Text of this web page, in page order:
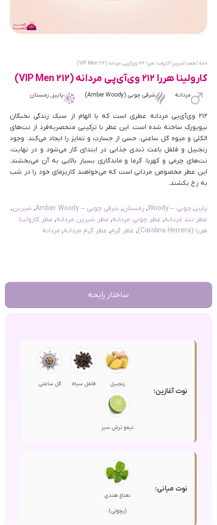
خانه/طعم/شیرین/ کارولینا هررا ۲۱۲ وی‌آی‌پی مردانه (212 VIP Men)
کارولینا هررا ۲۱۲ وی‌آی‌پی مردانه (212 VIP Men)
مردانه شرقی چوبی (Amber Woody) پاییز, زمستان
۲۱۲ وی‌آی‌پی مردانه عطری است که با الهام از سبک زندگی نخبگان
نیویورک ساخته شده است. این عطر با ترکیبی منحصر‌به‌فرد از نت‌های
الکلی و میوه گل ساعتی، حسی از جسارت و تمایز را ایجاد می‌کند. وجود
زنجبیل و فلفل باعث تندی جذابی در ابتدای کار می‌شود و در نهایت،
نت‌های چرمی و کهربا، گرما و ماندگاری بسیار بالایی به آن می‌بخشند.
این عطر مخصوص مردانی است که می‌خواهند کاریزمای خود را در شب
به رخ بکشند.
پاییز, چوبی – Woody , زمستان, شرقی چوبی – Amber Woody , شیرین,
عطر تند مردانه, عطر چوبی مردانه, عطر شیرین مردانه, عطر کارولینا
هررا (Carolina Herrera)
, عطر گرم, عطر گرم مردانه, مردانه
ساختار رایحه
نوت آغازین:
زنجبیل فلفل سیاه گل ساعتی
لیمو ترش سبز
نوت میانی:
نعناع هندی
(پچولی)